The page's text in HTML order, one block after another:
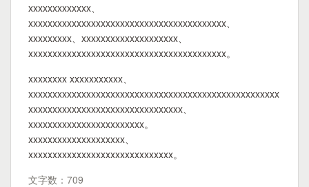
xxxxxxxxxxxxx、
xxxxxxxxxxxxxxxxxxxxxxxxxxxxxxxxxxxxxxxxx、
xxxxxxxxx、xxxxxxxxxxxxxxxxxxxx、
xxxxxxxxxxxxxxxxxxxxxxxxxxxxxxxxxxxxxxxxx。
xxxxxxxx xxxxxxxxxxx、
xxxxxxxxxxxxxxxxxxxxxxxxxxxxxxxxxxxxxxxxxxxxxxxxxxxx
xxxxxxxxxxxxxxxxxxxxxxxxxxxxxxxx、
xxxxxxxxxxxxxxxxxxxxxxxx。
xxxxxxxxxxxxxxxxxxxx、
xxxxxxxxxxxxxxxxxxxxxxxxxxxxxx。
文字数：709